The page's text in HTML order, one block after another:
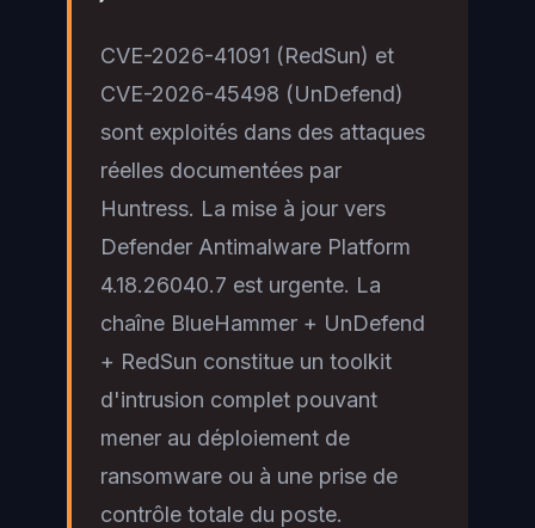
CVE-2026-41091 (RedSun) et
CVE-2026-45498 (UnDefend)
sont exploités dans des attaques
réelles documentées par
Huntress. La mise à jour vers
Defender Antimalware Platform
4.18.26040.7 est urgente. La
chaîne BlueHammer + UnDefend
+ RedSun constitue un toolkit
d'intrusion complet pouvant
mener au déploiement de
ransomware ou à une prise de
contrôle totale du poste.